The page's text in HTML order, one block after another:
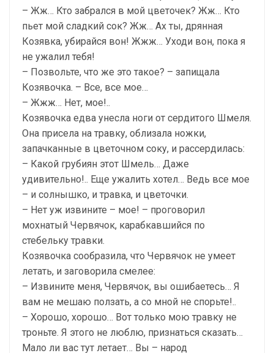
– Жж… Кто забрался в мой цветочек? Жж… Кто
пьет мой сладкий сок? Жж… Ах ты, дрянная
Козявка, убирайся вон! Жжж… Уходи вон, пока я
не ужалил тебя!
– Позвольте, что же это такое? – запищала
Козявочка. – Все, все мое…
– Жжж… Нет, мое!..
Козявочка едва унесла ноги от сердитого Шмеля.
Она присела на травку, облизала ножки,
запачканные в цветочном соку, и рассердилась:
– Какой грубиян этот Шмель… Даже
удивительно!.. Еще ужалить хотел… Ведь все мое
– и солнышко, и травка, и цветочки.
– Нет уж извините – мое! – проговорил
мохнатый Червячок, карабкавшийся по
стебельку травки.
Козявочка сообразила, что Червячок не умеет
летать, и заговорила смелее:
– Извините меня, Червячок, вы ошибаетесь… Я
вам не мешаю ползать, а со мной не спорьте!..
– Хорошо, хорошо… Вот только мою травку не
троньте. Я этого не люблю, признаться сказать…
Мало ли вас тут летает… Вы – народ